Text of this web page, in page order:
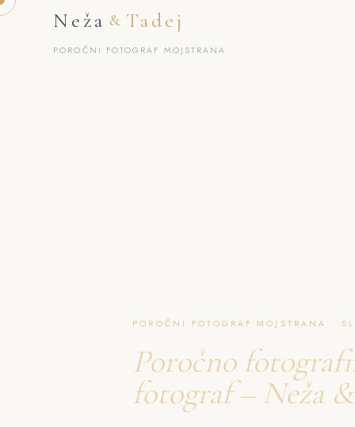
Neža & Tadej
POROČNI FOTOGRAF MOJSTRANA
POROČNI FOTOGRAF MOJSTRANA ·
Poročno
fotograf – Neža